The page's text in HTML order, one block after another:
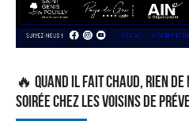
🔥 Quand il fait chaud, rien de
soirée chez les voisins de